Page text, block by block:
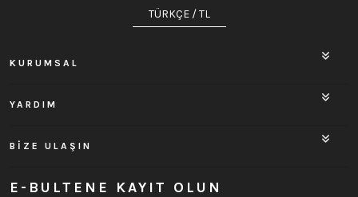
TÜRKÇE / TL
KURUMSAL
YARDIM
BİZE ULAŞIN
E-BULTENE KAYIT OLUN